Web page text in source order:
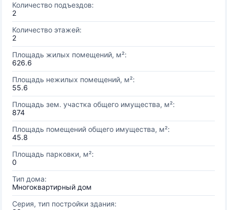
Количество подъездов:
2
Количество этажей:
2
Площадь жилых помещений, м²:
626.6
Площадь нежилых помещений, м²:
55.6
Площадь зем. участка общего имущества, м²:
874
Площадь помещений общего имущества, м²:
45.8
Площадь парковки, м²:
0
Тип дома:
Многоквартирный дом
Серия, тип постройки здания: